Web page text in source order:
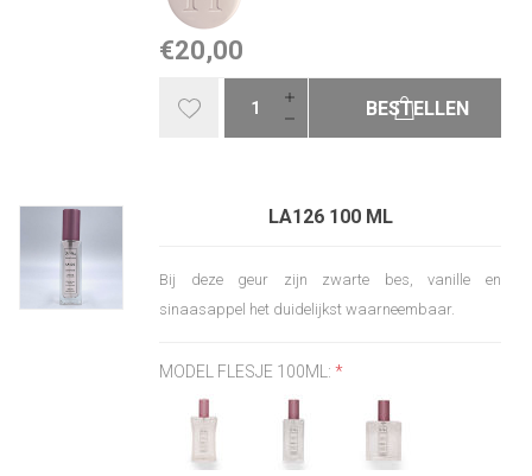
€20,00
BESTELLEN
LA126 100 ML
Bij deze geur zijn zwarte bes, vanille en
sinaasappel het duidelijkst waarneembaar.
MODEL FLESJE 100ML:*